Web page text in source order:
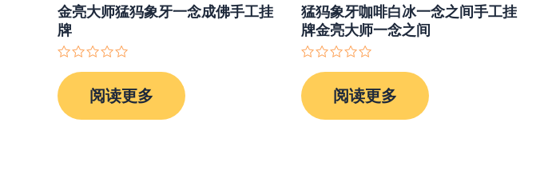
金亮大师猛犸象牙一念成佛手工挂
牌
分
0
&sol;
5
阅读更多
猛犸象牙咖啡白冰一念之间手工挂
牌金亮大师一念之间
分
0
&sol;
5
阅读更多